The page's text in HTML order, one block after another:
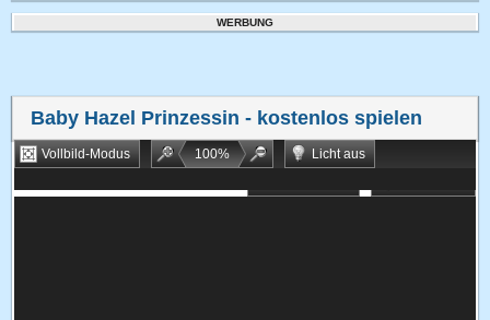
WERBUNG
Baby Hazel Prinzessin - kostenlos spielen
Vollbild-Modus 100%
Licht aus